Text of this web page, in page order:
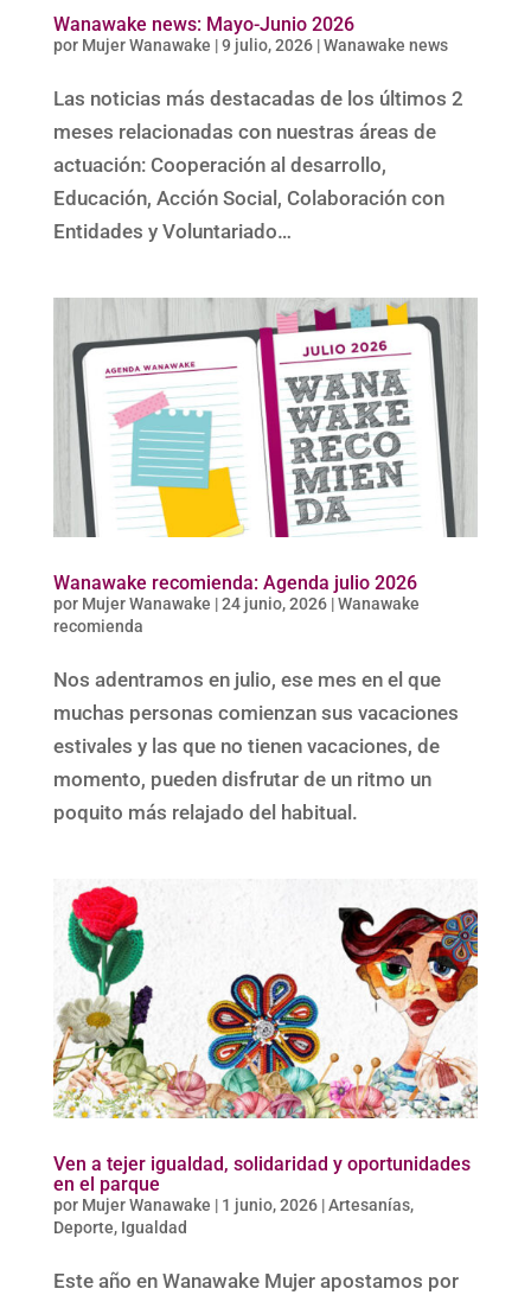
Wanawake news: Mayo-Junio 2026
por Mujer Wanawake |9 julio, 2026|Wanawake news
Las noticias más destacadas de los últimos 2
meses relacionadas con nuestras áreas de
actuación: Cooperación al desarrollo,
Educación, Acción Social, Colaboración con
Entidades y Voluntariado…
Wanawake recomienda: Agenda julio 2026
por Mujer Wanawake |24 junio, 2026|Wanawake
recomienda
Nos adentramos en julio, ese mes en el que
muchas personas comienzan sus vacaciones
estivales y las que no tienen vacaciones, de
momento, pueden disfrutar de un ritmo un
poquito más relajado del habitual.
Ven a tejer igualdad, solidaridad y oportunidades
en el parque
por Mujer Wanawake | 1 junio, 2026|Artesanías,
Deporte, Igualdad
Este año en Wanawake Mujer apostamos por